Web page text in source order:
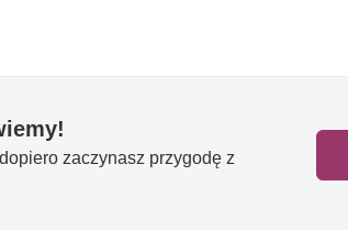
zaczynasz przygodę z